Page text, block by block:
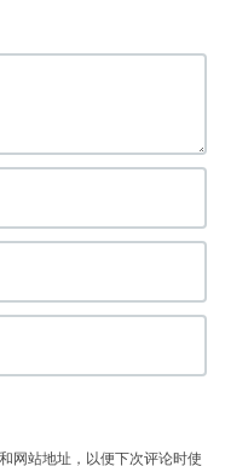
网站地址，以便下次评论时使